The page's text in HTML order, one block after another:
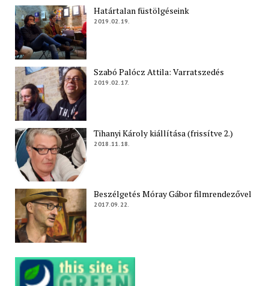
Határtalan füstölgéseink
2019.02.19.
Szabó Palócz Attila: Varratszedés
2019.02.17.
Tihanyi Károly kiállítása (frissítve 2.)
2018.11.18.
Beszélgetés Móray Gábor filmrendezővel
2017.09.22.